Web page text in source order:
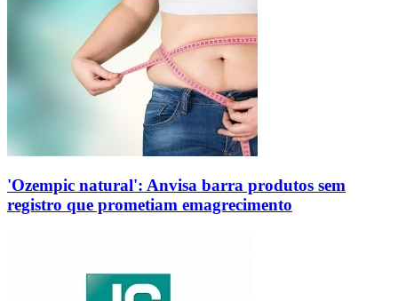
'Ozempic natural': Anvisa barra produtos sem
registro que prometiam emagrecimento